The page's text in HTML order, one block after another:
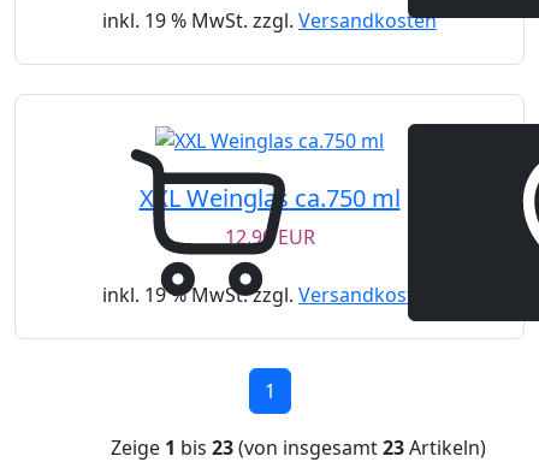
inkl. 19 % MwSt. zzgl. Versandkosten
XXL Weinglas ca.750 ml
12,90 EUR
inkl. 19 % MwSt. zzgl. Versandkosten
1
Zeige 1 bis 23(von insgesamt23Artikeln)